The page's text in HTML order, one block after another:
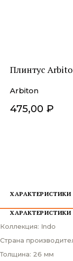
Плинтус
Arbiton
475,00 ₽
ХАРАКТЕРИСТИКИ
ХАРАКТЕРИСТИКИ
Коллекция: Indo
Страна
Толщина: 26 мм